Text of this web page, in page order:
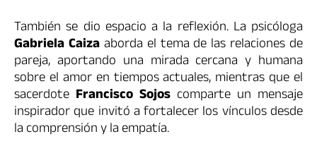
También se dio espacio a la reflexión. La psicóloga
Gabriela Caizaaborda el tema de las relaciones de
pareja, aportando una mirada cercana y humana
sobre el amor en tiempos actuales, mientras que el
sacerdote Francisco Sojos comparte un mensaje
inspirador que invitó a fortalecer los vínculos desde
la comprensión y la empatía.